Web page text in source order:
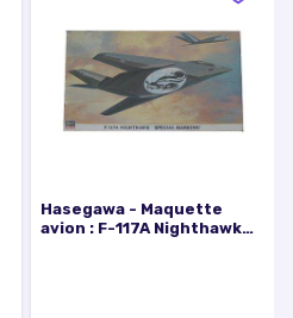
Hasegawa - Maquette
avion : F-117A Nighthawk